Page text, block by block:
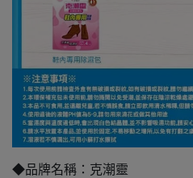
◆品牌名稱：克潮靈